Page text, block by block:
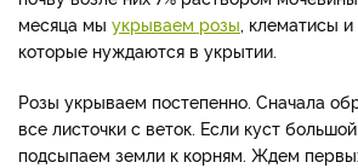
месяца мы укрываем розы, клематисы и
которые нуждаются в укрытии.
Розы укрываем постепенно. Сначала
все листочки с веток. Если куст
подсыпаем земли к корням. Ждем